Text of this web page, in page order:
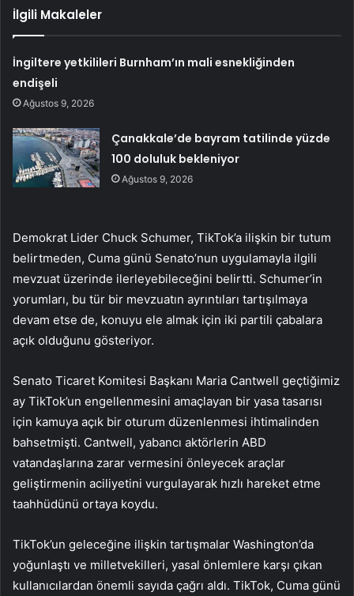
İlgili Makaleler
İngiltere yetkilileri Burnham’ın mali esnekliğinden
endişeli
Ağustos 9, 2026
Çanakkale’de bayram tatilinde yüzde
100 doluluk bekleniyor
Ağustos 9, 2026
Demokrat Lider Chuck Schumer, TikTok’a ilişkin bir tutum
belirtmeden, Cuma günü Senato’nun uygulamayla ilgili
mevzuat üzerinde ilerleyebileceğini belirtti. Schumer’in
yorumları, bu tür bir mevzuatın ayrıntıları tartışılmaya
devam etse de, konuyu ele almak için iki partili çabalara
açık olduğunu gösteriyor.
Senato Ticaret Komitesi Başkanı Maria Cantwell geçtiğimiz
ay TikTok’un engellenmesini amaçlayan bir yasa tasarısı
için kamuya açık bir oturum düzenlenmesi ihtimalinden
bahsetmişti. Cantwell, yabancı aktörlerin ABD
vatandaşlarına zarar vermesini önleyecek araçlar
geliştirmenin aciliyetini vurgulayarak hızlı hareket etme
taahhüdünü ortaya koydu.
TikTok’un geleceğine ilişkin tartışmalar Washington’da
yoğunlaştı ve milletvekilleri, yasal önlemlere karşı çıkan
kullanıcılardan önemli sayıda çağrı aldı. TikTok, Cuma günü